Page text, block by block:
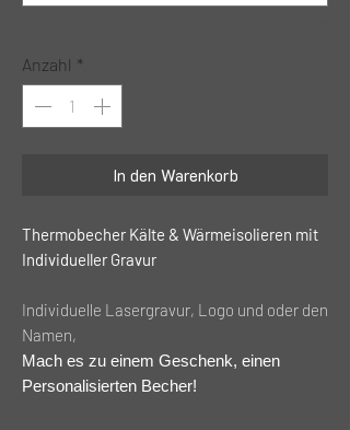
Anzahl *
In den Warenkorb
Thermobecher Kälte & Wärmeisolieren mit
Individueller Gravur
Individuelle Lasergravur, Logo und oder den
Namen,
Mach es zu einem Geschenk, einen
Personalisierten Becher!